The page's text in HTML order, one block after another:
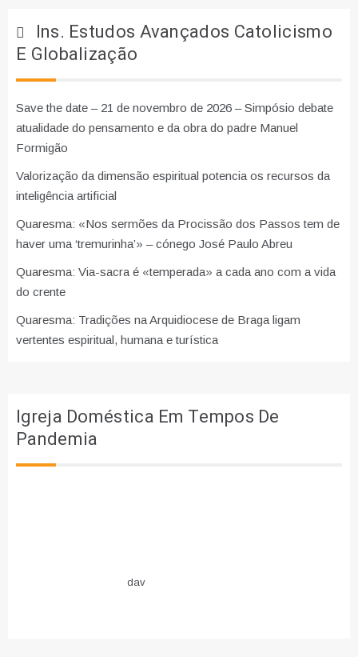
Ins. Estudos Avançados Catolicismo
E Globalização
Save the date – 21 de novembro de 2026 – Simpósio debate
atualidade do pensamento e da obra do padre Manuel
Formigão
Valorização da dimensão espiritual potencia os recursos da
inteligência artificial
Quaresma: «Nos sermões da Procissão dos Passos tem de
haver uma ‘tremurinha’» – cónego José Paulo Abreu
Quaresma: Via-sacra é «temperada» a cada ano com a vida
do crente
Quaresma: Tradições na Arquidiocese de Braga ligam
vertentes espiritual, humana e turística
Igreja Doméstica Em Tempos De
Pandemia
dav